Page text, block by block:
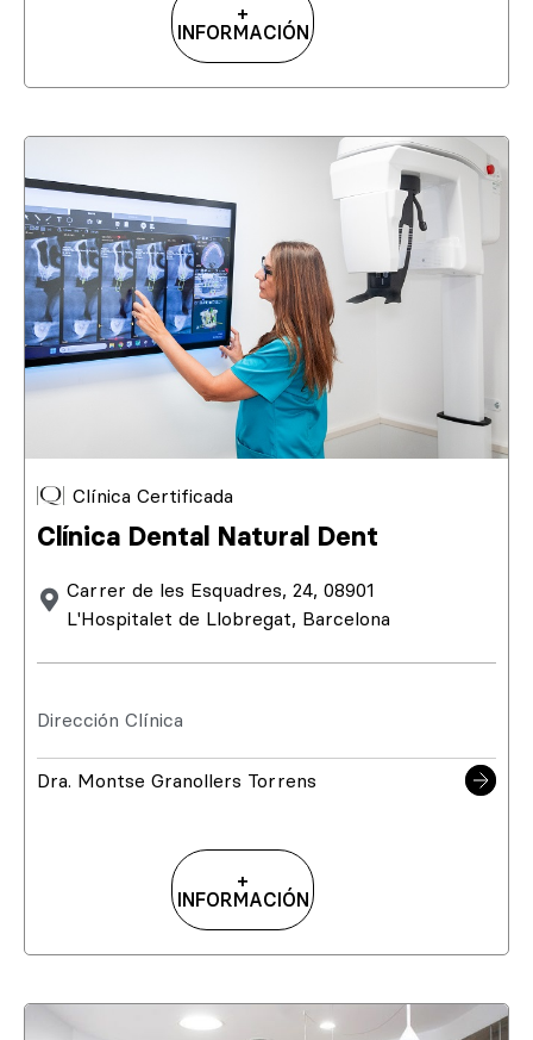
+
INFORMACIÓN
Clínica Certificada
Clínica Dental Natural Dent
Carrer de les Esquadres, 24, 08901
L'Hospitalet de Llobregat, Barcelona
Dirección Clínica
Dra. Montse Granollers Torrens
+
INFORMACIÓN